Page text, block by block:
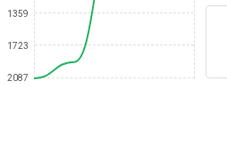
1359
1723
2087